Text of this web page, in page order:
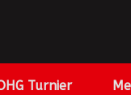
Turnier